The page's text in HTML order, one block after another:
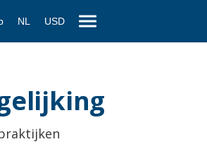
NL USD